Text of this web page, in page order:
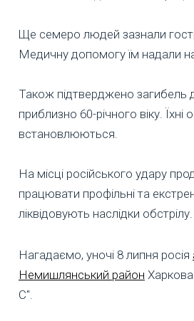
Ще семеро людей зазнали
Медичну допомогу їм надали на
Також підтверджено загибель
приблизно 60-річного віку. Їхні
встановлюються.
На місці російського удару
працювати профільні та
ліквідовують наслідки обстрілу.
Нагадаємо, уночі 8 липня росія
Немишлянський район
С".